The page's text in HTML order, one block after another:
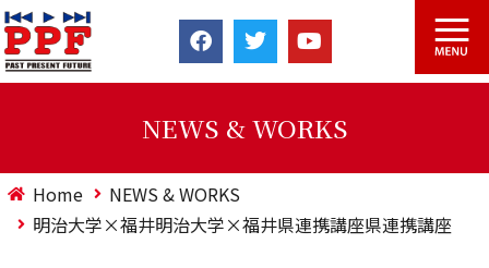
NEWS & WORKS
Home
NEWS & WORKS
明治大学×福井明治大学×福井県連携講座県連携講座